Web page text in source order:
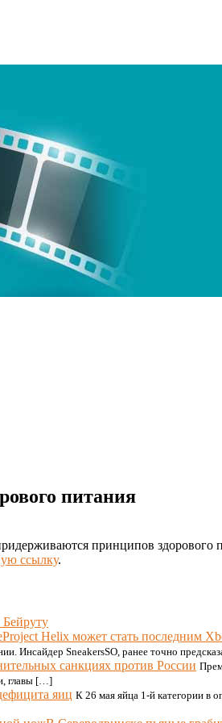
питания
принципов здорового
ссылку.
Бейруту
Project Helix может стать последним
Инсайдер SneakersSO, ранее точно
санкциях против России
главы […]
яиц К 26 мая яйца 1-й категории в